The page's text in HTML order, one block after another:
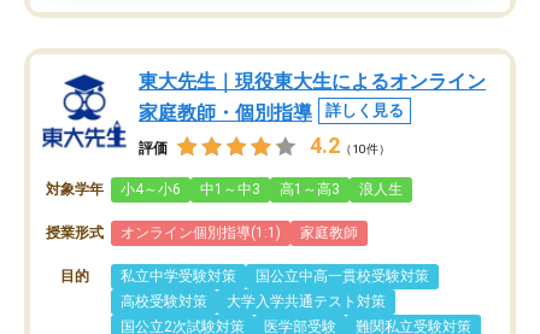
東大先生｜現役東大生によるオンライン
家庭教師・個別指導
詳しく見る
評価 4.2 （10件）
対象学年 小4～小6 中1～中3 高1～高3 浪人生
授業形式 オンライン個別指導(1:1) 家庭教師
目的 私立中学受験対策
国公立中高一貫校受験対策
高校受験対策
大学入学共通テスト対策
国公立2次試験対策
医学部受験
難関私立受験対策